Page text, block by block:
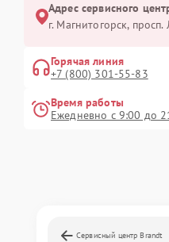
Адрес сервисного
г. Магнитогорск,
Горячая линия
+7 (800) 301-55-83
Время работы
Ежедневно с 9:00 до
Сервисный центр Brandt